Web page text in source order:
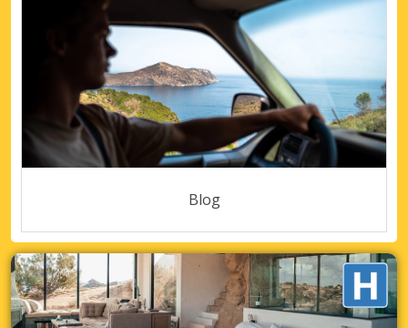
Blog